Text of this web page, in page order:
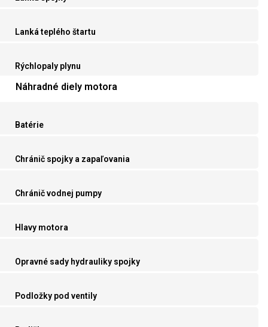
Lanká teplého štartu
Rýchlopaly plynu
Náhradné diely motora
Batérie
Chránič spojky a zapaľovania
Chránič vodnej pumpy
Hlavy motora
Opravné sady hydrauliky spojky
Podložky pod ventily